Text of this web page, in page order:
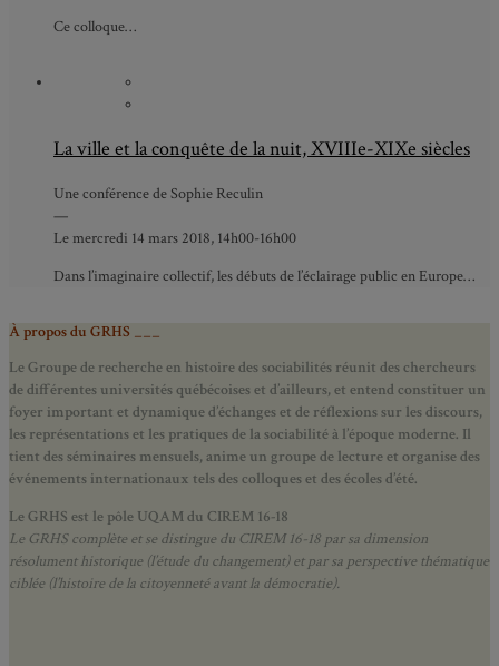
Ce colloque…
La ville et la conquête de la nuit, XVIIIe-XIXe siècles
Une conférence de Sophie Reculin
—
Le mercredi 14 mars 2018, 14h00-16h00
Dans l’imaginaire collectif, les débuts de l’éclairage public en Europe…
À propos du GRHS ___
Le Groupe de recherche en histoire des sociabilités réunit des chercheurs
de différentes universités québécoises et d’ailleurs, et entend constituer un
foyer important et dynamique d’échanges et de réflexions sur les discours,
les représentations et les pratiques de la sociabilité à l’époque moderne. Il
tient des séminaires mensuels, anime un groupe de lecture et organise des
événements internationaux tels des colloques et des écoles d’été.
Le GRHS est le pôle UQAM du CIREM 16-18
Le GRHS complète et se distingue du CIREM 16-18 par sa dimension
résolument historique (l’étude du changement) et par sa perspective thématique
ciblée (l’histoire de la citoyenneté avant la démocratie).